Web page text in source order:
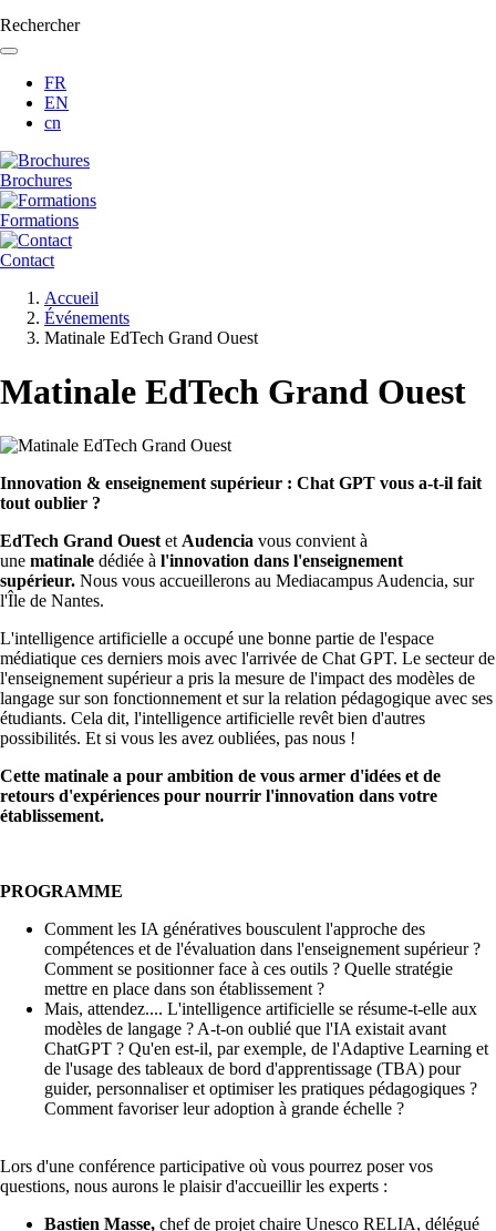
Rechercher
FR
EN
cn
Brochures
Formations
Contact
d'Ariane
Accueil
Événements
Matinale EdTech Grand Ouest
Matinale EdTech Grand Ouest
Innovation & enseignement supérieur : Chat GPT vous a-t-il fait
tout oublier ?
EdTech Grand Ouest et Audencia vous convient à
une matinale dédiée à l'innovation dans l'enseignement
supérieur. Nous vous accueillerons au Mediacampus Audencia, sur
l'Île de Nantes.
L'intelligence artificielle a occupé une bonne partie de l'espace
médiatique ces derniers mois avec l'arrivée de Chat GPT. Le secteur de
l'enseignement supérieur a pris la mesure de l'impact des modèles de
langage sur son fonctionnement et sur la relation pédagogique avec ses
étudiants. Cela dit, l'intelligence artificielle revêt bien d'autres
possibilités. Et si vous les avez oubliées, pas nous !
Cette matinale a pour ambition de vous armer d'idées et de
retours d'expériences pour nourrir l'innovation dans votre
établissement.
PROGRAMME
Comment les IA génératives bousculent l'approche des
compétences et de l'évaluation dans l'enseignement supérieur ?
Comment se positionner face à ces outils ? Quelle stratégie
mettre en place dans son établissement ?
Mais, attendez.... L'intelligence artificielle se résume-t-elle aux
modèles de langage ? A-t-on oublié que l'IA existait avant
ChatGPT ? Qu'en est-il, par exemple, de l'Adaptive Learning et
de l'usage des tableaux de bord d'apprentissage (TBA) pour
guider, personnaliser et optimiser les pratiques pédagogiques ?
Comment favoriser leur adoption à grande échelle ?
Lors d'une conférence participative où vous pourrez poser vos
questions, nous aurons le plaisir d'accueillir les experts :
Bastien Masse, chef de projet chaire Unesco RELIA, délégué